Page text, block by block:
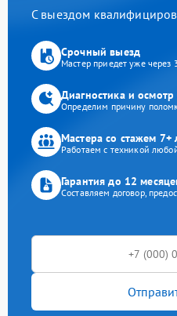
С выездом
Срочный выезд
Мастер приедет уже через
Диагностика и осмотр
Определим причину
Мастера со стажем 7+
Работаем с техникой
Гарантия до 12
Составляем договор,